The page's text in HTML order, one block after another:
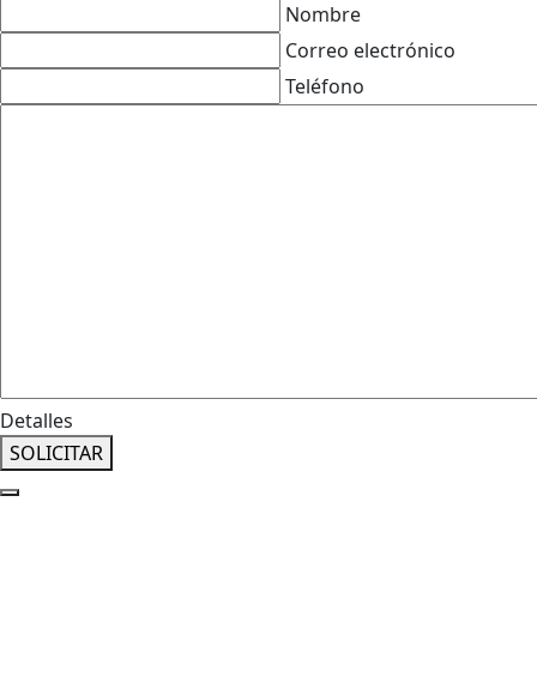
Nombre
Correo electrónico
Teléfono
Detalles
SOLICITAR